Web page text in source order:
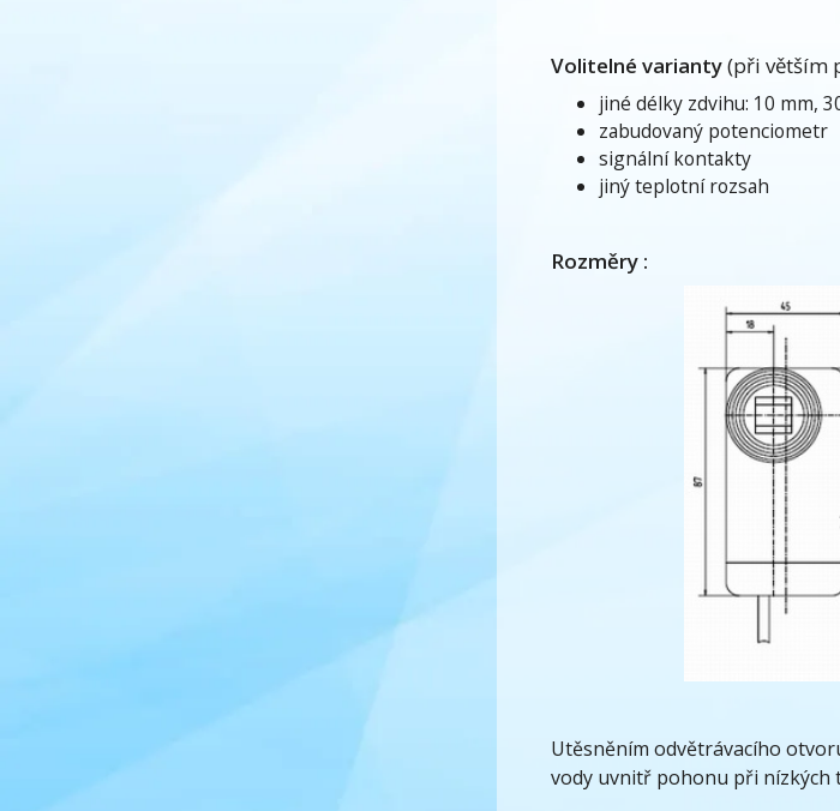
Volitelné varianty(při větším
jiné délky zdvihu: 10 mm,
zabudovaný potenciometr
signální kontakty
jiný teplotní rozsah
Rozměry :
Utěsněním odvětrávacího
vody uvnitř pohonu při nízkých